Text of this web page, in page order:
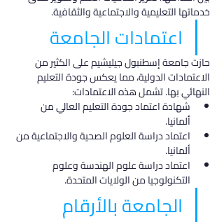
خدماتها التعليمية والاجتماعية والثقافية.
اعتمادات الجامعة
حازت جامعة إسطنبول جيليشيم على الكثير من
الاعتمادات الدولية، مما يعكس جودة التعليم
النهائي بها. تشمل هذه الاعتمادات:
شهادة اعتماد جودة التعليم العالي من
ألمانيا.
اعتماد دراسة العلوم الصحية والاجتماعية من
ألمانيا.
اعتماد دراسة علوم الهندسة وعلوم
التكنولوجيا من الولايات المتحدة.
الجامعة بالأرقام